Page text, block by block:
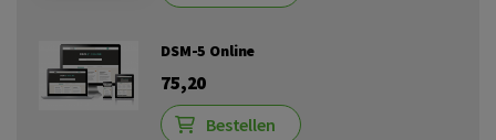
DSM-5 Online
75,20
Bestellen